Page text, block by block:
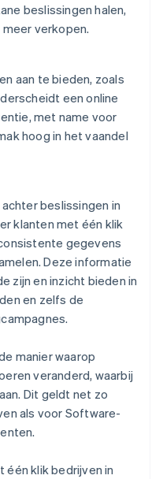
beslissingen halen,
verkopen.
aan te bieden, zoals
een online
met name voor
hoog in het vaandel
beslissingen in
klanten met één klik
gegevens
Deze informatie
zijn en inzicht bieden in
en zelfs de
manier waarop
veranderd, waarbij
Dit geldt net zo
als voor Software-
één klik bedrijven in